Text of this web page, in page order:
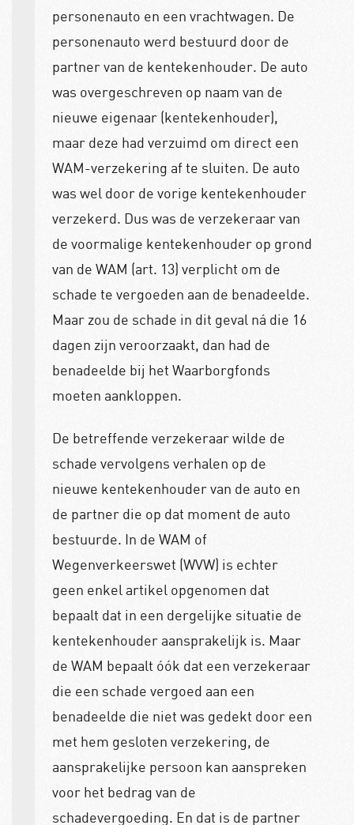
personenauto en een vrachtwagen. De
personenauto werd bestuurd door de
partner van de kentekenhouder. De auto
was overgeschreven op naam van de
nieuwe eigenaar (kentekenhouder),
maar deze had verzuimd om direct een
WAM-verzekering af te sluiten. De auto
was wel door de vorige kentekenhouder
verzekerd. Dus was de verzekeraar van
de voormalige kentekenhouder op grond
van de WAM (art. 13) verplicht om de
schade te vergoeden aan de benadeelde.
Maar zou de schade in dit geval ná die 16
dagen zijn veroorzaakt, dan had de
benadeelde bij het Waarborgfonds
moeten aankloppen.
De betreffende verzekeraar wilde de
schade vervolgens verhalen op de
nieuwe kentekenhouder van de auto en
de partner die op dat moment de auto
bestuurde. In de WAM of
Wegenverkeerswet (WVW) is echter
geen enkel artikel opgenomen dat
bepaalt dat in een dergelijke situatie de
kentekenhouder aansprakelijk is. Maar
de WAM bepaalt óók dat een verzekeraar
die een schade vergoed aan een
benadeelde die niet was gedekt door een
met hem gesloten verzekering, de
aansprakelijke persoon kan aanspreken
voor het bedrag van de
schadevergoeding. En dat is de partner